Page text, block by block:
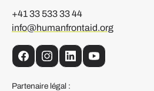
+41 33 533 33 44
info@humanfrontaid.org
facebookinstagram
linkedinYouTube
Partenaire légal :